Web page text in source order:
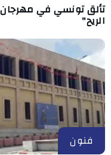
تألق تونسي في مهرجان
الريح"
فنون